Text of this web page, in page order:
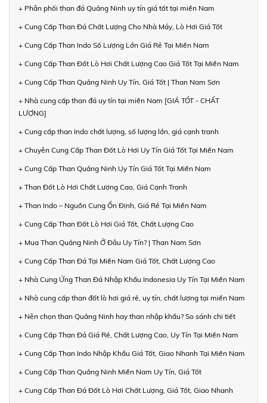
+ Phân phối than đá Quảng Ninh uy tín giá tốt tại miền Nam
+ Cung Cấp Than Đá Chất Lượng Cho Nhà Máy, Lò Hơi Giá Tốt
+ Cung Cấp Than Indo Số Lượng Lớn Giá Rẻ Tại Miền Nam
+ Cung Cấp Than Đốt Lò Hơi Chất Lượng Cao Giá Tốt Tại Miền Nam
+ Cung Cấp Than Quảng Ninh Uy Tín, Giá Tốt | Than Nam Sơn
+ Nhà cung cấp than đá uy tín tại miền Nam [GIÁ TỐT - CHẤT
LƯỢNG]
+ Cung cấp than Indo chất lượng, số lượng lớn, giá cạnh tranh
+ Chuyên Cung Cấp Than Đốt Lò Hơi Uy Tín Giá Tốt Tại Miền Nam
+ Cung Cấp Than Quảng Ninh Uy Tín Giá Tốt Tại Miền Nam
+ Than Đốt Lò Hơi Chất Lượng Cao, Giá Cạnh Tranh
+ Than Indo – Nguồn Cung Ổn Định, Giá Rẻ Tại Miền Nam
+ Cung Cấp Than Đốt Lò Hơi Giá Tốt, Chất Lượng Cao
+ Mua Than Quảng Ninh Ở Đâu Uy Tín? | Than Nam Sơn
+ Cung Cấp Than Đá Tại Miền Nam Giá Tốt, Chất Lượng Cao
+ Nhà Cung Ứng Than Đá Nhập Khẩu Indonesia Uy Tín Tại Miền Nam
+ Nhà cung cấp than đốt lò hơi giá rẻ, uy tín, chất lượng tại miền Nam
+ Nên chọn than Quảng Ninh hay than nhập khẩu? So sánh chi tiết
+ Cung Cấp Than Đá Giá Rẻ, Chất Lượng Cao, Uy Tín Tại Miền Nam
+ Cung Cấp Than Indo Nhập Khẩu Giá Tốt, Giao Nhanh Tại Miền Nam
+ Cung Cấp Than Quảng Ninh Miền Nam Uy Tín, Giá Tốt
+ Cung Cấp Than Đá Đốt Lò Hơi Chất Lượng, Giá Tốt, Giao Nhanh